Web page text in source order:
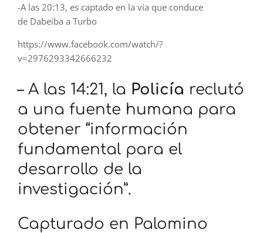
-A las 20:13, es captado en la vía que conduce
de Dabeiba a Turbo
https://www.facebook.com/watch/?
v=2976293342666232
– A las 14:21, la Policía reclutó
a una fuente humana para
obtener “información
fundamental para el
desarrollo de la
investigación”.
Capturado en Palomino